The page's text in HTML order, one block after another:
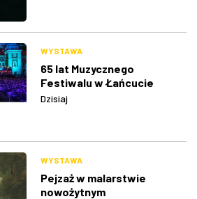
WYSTAWA
65 lat Muzycznego
Festiwalu w Łańcucie
Dzisiaj
WYSTAWA
Pejzaż w malarstwie
nowożytnym